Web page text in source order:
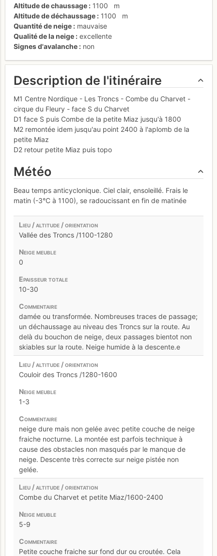
Altitude de chaussage
1100
m
Altitude de déchaussage
1100
m
Quantité de neige
mauvaise
Qualité de la neige
excellente
Signes d'avalanche
non
Description de l'itinéraire
M1 Centre Nordique - Les Troncs - Combe du Charvet -
cirque du Fleury - face S du Charvet
D1 face S puis Combe de la petite Miaz jusqu'à 1800
M2 remontée idem jusqu'au point 2400 à l'aplomb de la
petite Miaz
D2 retour petite Miaz puis topo
Météo
Beau temps anticyclonique. Ciel clair, ensoleillé. Frais le
matin (-3°C à 1100), se radoucissant en fin de matinée
Vallée des Troncs /1100-1280
0
10-30
damée ou transformée. Nombreuses traces de passage;
un déchaussage au niveau des Troncs sur la route. Au
delà du bouchon de neige, deux passages bientot non
skiables sur la route. Neige humide à la descente.e
Couloir des Troncs /1280-1600
1-3
neige dure mais non gelée avec petite couche de neige
fraiche nocturne. La montée est parfois technique à
cause des obstacles non masqués par le manque de
neige. Descente très correcte sur neige pistée non
gelée.
Combe du Charvet et petite Miaz/1600-2400
5-9
Petite couche fraiche sur fond dur ou croutée. Cela